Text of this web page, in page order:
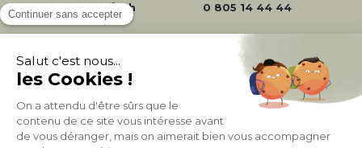
24/72h
0 805 14 44 44
À PROPOS DE MILIBOO
AIDE & CONTACT